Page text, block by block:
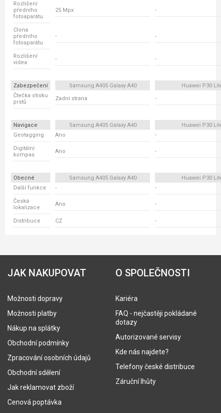
Rozlišení
předního
fotoaparátu
25 Mpx -
Clona
předního
fotoaparátu
- -
Rozlišení
videa
- -
Zabezpečení Samsung A405 Galaxy A40
Huawei P30
Čtečka otisku
prstů
Zadní strana -
Navigace Samsung A405 Galaxy A40
Huawei P30
Geotagging
Ano -
Digitální
kompas
Ano -
Obecné Samsung A405 Galaxy A40
Huawei P30
Další funkce
- -
Česká
lokalizace
Ano -
Distribuce CZ -
JAK NAKUPOVAT
Možnosti dopravy
Možnosti platby
Nákup na splátky
Obchodní podmínky
Zpracování osobních údajů
Obchodní sdělení
Jak reklamovat zboží
Cenová poptávka
O SPOLEČNOSTI
Kariéra
FAQ - nejčastěji pokládané
dotazy
Autorizované servisy
Kde nás najdete?
Telefony české distribuce
Záruční lhůty